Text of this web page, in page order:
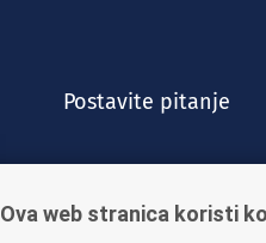
Postavite pitanje
Ova web stranica koristi